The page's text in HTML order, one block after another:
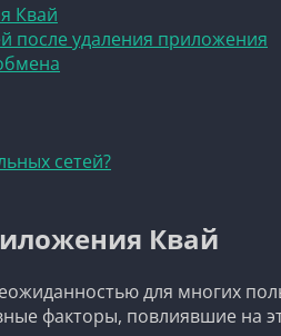
Квай
после удаления приложения
сетей?
Квай
для многих
факторы, повлиявшие на